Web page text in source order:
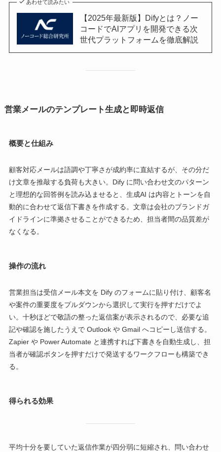
あわせて読みたい
【2025年最新版】Difyとは？ノー
コードでAIアプリを開発できる次
世代プラットフォームを徹底解説
営業メールのテンプレート生成と即時返信
概要と仕組み
顧客対応メールは語調や丁寧さが成約率に直結するが、その分だ
け文章を推敲する負荷も大きい。Dify に問い合わせ文のパターン
と理想的な回答例を読み込ませると、生成AI は内容とトーンを自
動的に合わせて返信下書きを作成する。文章は会社のブランドガ
イドラインに準拠させることができるため、担当者間の品質差が
なくなる。
操作の流れ
営業担当は受信メール本文を Dify のフォームに貼り付け、顧客名
や案件の重要度をプルダウンから選択して実行を押すだけでよ
い。十秒ほどで敬語の整った返信案が表示されるので、必要な追
記や確認を施したうえで Outlook や Gmail へコピーし送信する。
Zapier や Power Automate と連携すれば下書きを自動生成し、担
当者が確認ボタンを押すだけで発送するワークフローも構築でき
る。
得られる効果
平均十分を要していた返信作業が四分弱に短縮され、問い合わせ